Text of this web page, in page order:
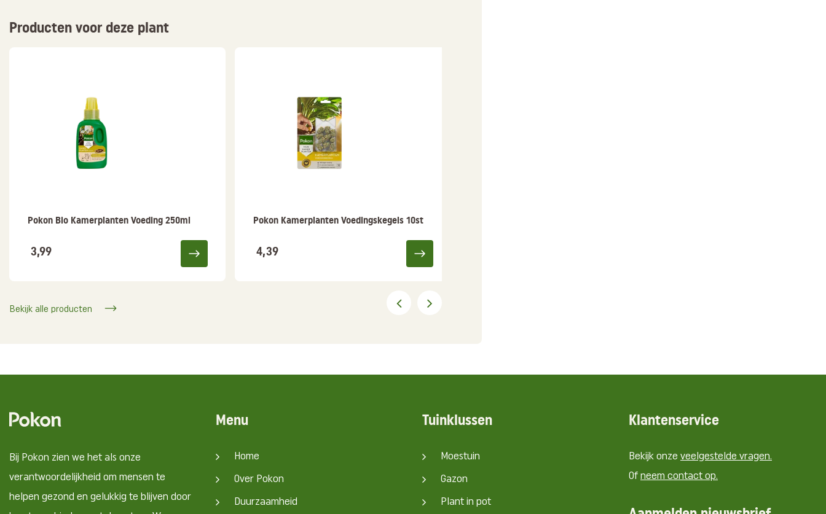
Producten voor deze plant
Pokon Bio Kamerplanten Voeding 250ml
3,99
Pokon Kamerplanten Voedingskegels 10st
4,39
Bekijk alle producten
Bij Pokon zien we het als onze
verantwoordelijkheid om mensen te
helpen gezond en gelukkig te blijven door
Menu
Home
Over Pokon
Duurzaamheid
Tuinklussen
Moestuin
Gazon
Plant in pot
Klantenservice
Bekijk onze veelgestelde vragen.
Of neem contact op.